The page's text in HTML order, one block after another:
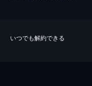
いつでも解約できる